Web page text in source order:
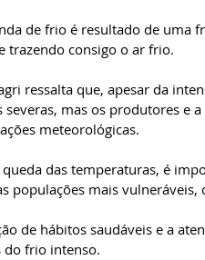
de frio é resultado de uma
trazendo consigo o ar frio.
ressalta que, apesar da
severas, mas os produtores e
meteorológicas.
queda das temperaturas, é
populações mais vulneráveis,
de hábitos saudáveis e a
do frio intenso.